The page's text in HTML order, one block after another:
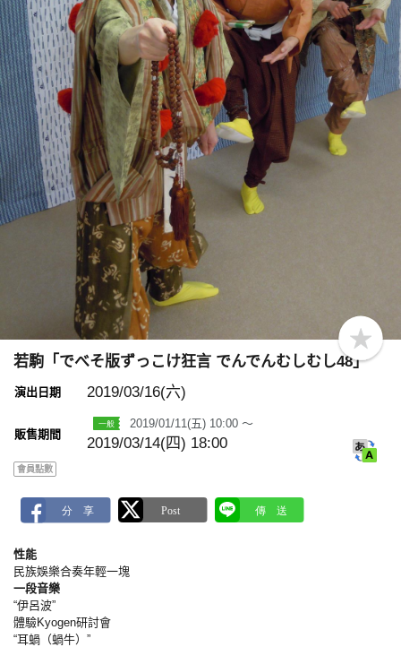
b
o
k
若駒「でべそ版ずっこけ狂言 でんでんむしむし48」
演出日期 2019/03/16(六)
販售期間
2019/01/11(五) 10:00 ～
2019/03/14(四) 18:00
會員點數
性能
民族娛樂合奏年輕一塊
一段音樂
“伊呂波”
體驗Kyogen研討會
“耳蝸（蝸牛）”